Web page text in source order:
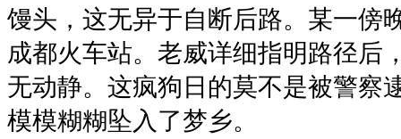
馒头，这无异于自断后路。某一傍
成都火车站。老威详细指明路径后
无动静。这疯狗日的莫不是被警察
模模糊糊坠入了梦乡。